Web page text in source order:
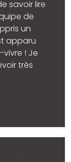
savoir lire
de
un
apparu
! Je
très